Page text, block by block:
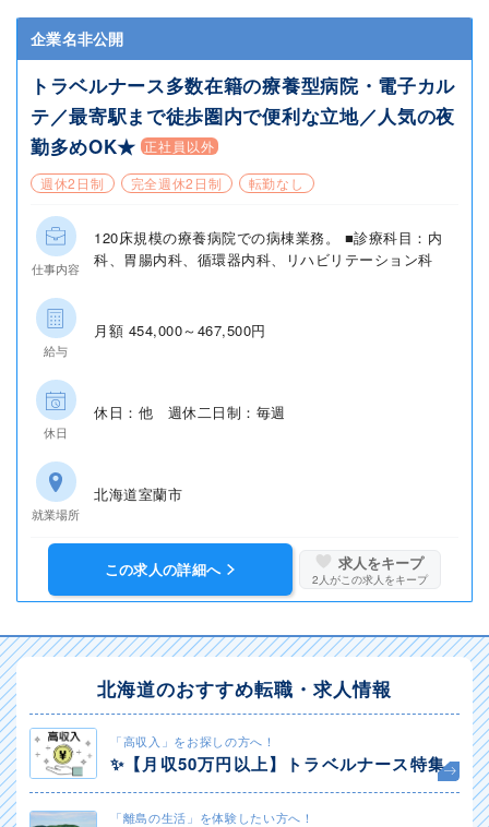
企業名非公開
トラベルナース多数在籍の療養型病院・電子カル
テ／最寄駅まで徒歩圏内で便利な立地／人気の夜
勤多めOK★ 正社員以外
週休2日制
完全週休2日制 転勤なし
仕事内容
120床規模の療養病院での病棟業務。 ■診療科目：内
科、胃腸内科、循環器内科、リハビリテーション科
給与
月額 454,000～467,500円
休日
休日：他 週休二日制：毎週
就業場所
北海道室蘭市
この求人の詳細へ 求人をキープ
2 人がこの求人をキープ
北海道のおすすめ転職・求人情報
「高収入」をお探しの方へ！
✨️【月収50万円以上】トラベルナース特集
「離島の生活」を体験したい方へ！